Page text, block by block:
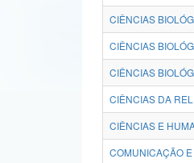
CIÊNCIAS
CIÊNCIAS
CIÊNCIAS
CIÊNCIAS DA
CIÊNCIAS E
COMUNICAÇÃO